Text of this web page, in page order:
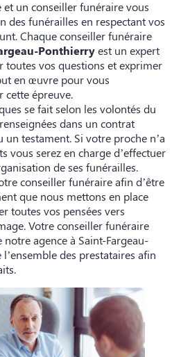
et un conseiller funéraire vous
des funérailles en respectant vos
Chaque conseiller funéraire
Ponthierryest un expert
toutes vos questions et exprimer
en œuvre pour vous
cette épreuve.
se fait selon les volontés du
dans un contrat
un testament. Si votre proche n’a
vous serez en charge d’effectuer
de ses funérailles.
conseiller funéraire afin d’être
que nous mettons en place
toutes vos pensées vers
Votre conseiller funéraire
agence à Saint-Fargeau-
des prestataires afin